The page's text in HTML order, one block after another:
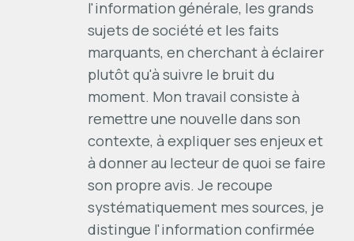
l'information générale, les grands
sujets de société et les faits
marquants, en cherchant à éclairer
plutôt qu'à suivre le bruit du
moment. Mon travail consiste à
remettre une nouvelle dans son
contexte, à expliquer ses enjeux et
à donner au lecteur de quoi se faire
son propre avis. Je recoupe
systématiquement mes sources, je
distingue l'information confirmée